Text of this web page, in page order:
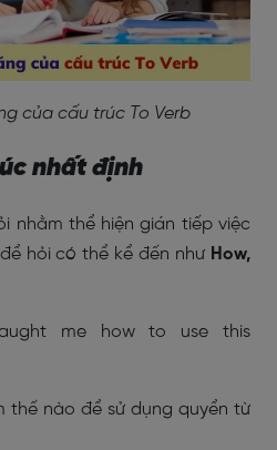
của cấu trúc To Verb
nhất định
nhằm thể hiện gián tiếp việc
hỏi có thể kể đến như How,
me how to use this
thế nào để sử dụng quyển từ